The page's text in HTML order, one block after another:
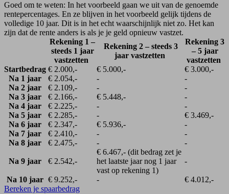
Goed om te weten: In het voorbeeld gaan we uit van de genoemde
rentepercentages. En ze blijven in het voorbeeld gelijk tijdens de
volledige 10 jaar. Dit is in het echt waarschijnlijk niet zo. Het kan
zijn dat de rente anders is als je je geld opnieuw vastzet.
Rekening 1 –
steeds 1 jaar
vastzetten
Rekening 2 – steeds 3
jaar vastzetten
Rekening 3
– 5 jaar
vastzetten
Startbedrag € 2.000,- € 5.000,-
€ 3.000,-
Na 1 jaar
€ 2.054,- -
-
Na 2 jaar
€ 2.109,- -
-
Na 3 jaar
€ 2.166,- € 5.448,-
-
Na 4 jaar
€ 2.225,- -
-
Na 5 jaar
€ 2.285,- -
€ 3.469,-
Na 6 jaar
€ 2.347,- € 5.936,-
-
Na 7 jaar
€ 2.410,- -
-
Na 8 jaar
€ 2.475,- - -
Na 9 jaar € 2.542,-
€ 6.467,- (dit bedrag zet je
het laatste jaar nog 1 jaar
vast op rekening 1)
-
Na 10 jaar € 9.252,- -
€ 4.012,-
Bereken je spaarbedrag